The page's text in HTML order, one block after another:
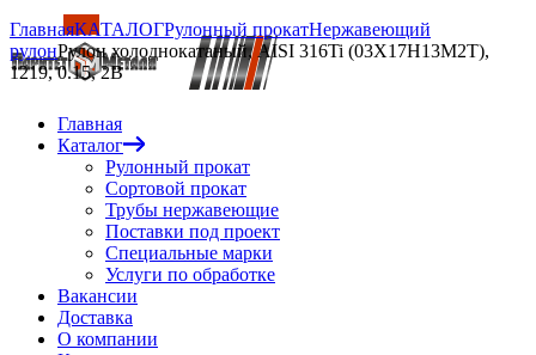
Главная
Каталог
Рулонный прокат
Сортовой прокат
Трубы нержавеющие
Поставки под проект
Специальные марки
Услуги по обработке
Вакансии
Доставка
О компании
ГлавнаяКАТАЛОГРулонный прокатНержавеющий
рулонРулон холоднокатаный, AISI 316Ti (03Х17Н13М2Т),
1219, 0.15, 2B